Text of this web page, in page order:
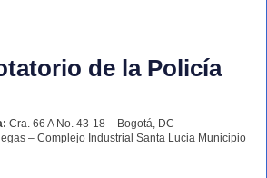
de la Policía
Cra. 66 A No. 43-18 – Bogotá, DC
– Complejo Industrial Santa Lucia Municipio